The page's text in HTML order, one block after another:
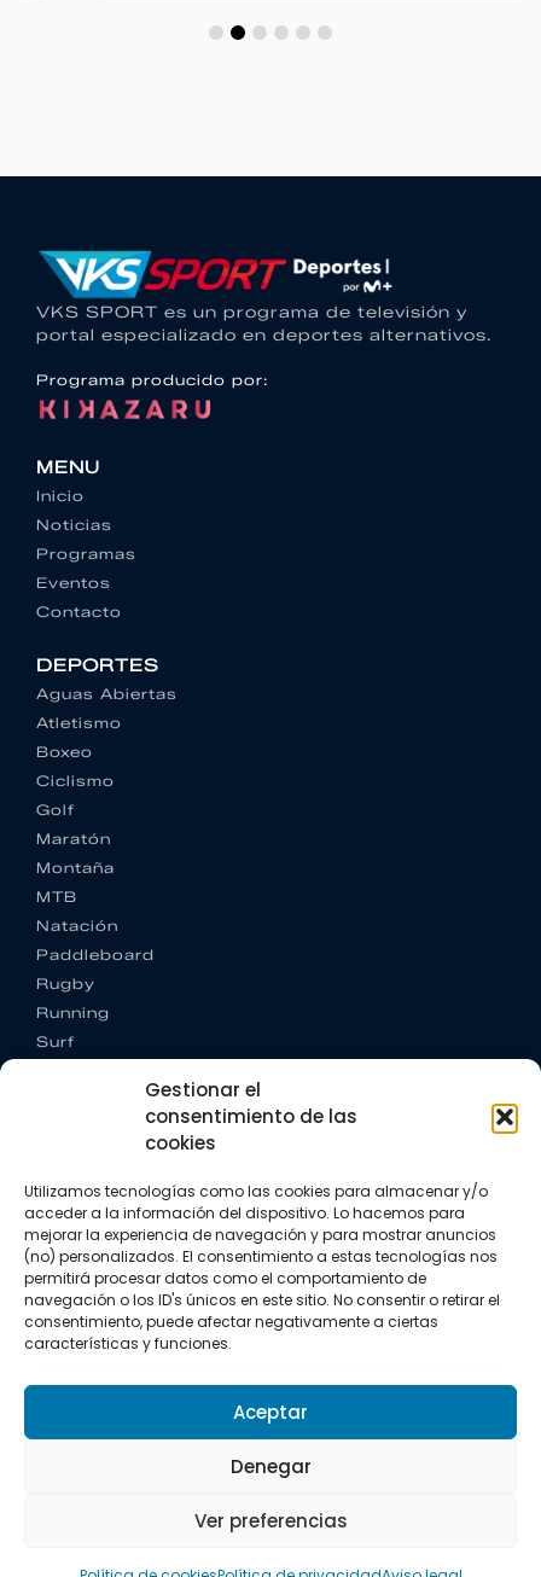
Gestionar el
consentimiento de las
cookies
Utilizamos tecnologías como las cookies para almacenar y/o
acceder a la información del dispositivo. Lo hacemos para
mejorar la experiencia de navegación y para mostrar anuncios
(no) personalizados. El consentimiento a estas tecnologías nos
permitirá procesar datos como el comportamiento de
navegación o los ID's únicos en este sitio. No consentir o retirar el
consentimiento, puede afectar negativamente a ciertas
características y funciones.
Aceptar
Denegar
Ver preferencias
VKS SPORT es un programa de televisión y
portal especializado en deportes alternativos.
Programa producido por:
MENU
Inicio
Noticias
Programas
Eventos
Contacto
DEPORTES
Aguas Abiertas
Atletismo
Boxeo
Ciclismo
Golf
Maratón
Montaña
MTB
Natación
Paddleboard
Rugby
Running
Surf
CONTACTO
+34 662 342 177
info@vkssport.com
SÍGUENOS
Política de privacidad
Política de cookies
Todos los derechos resevados.